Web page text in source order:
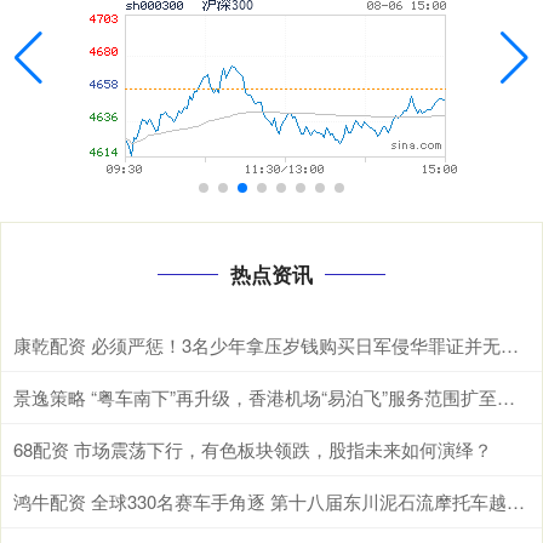
热点资讯
康乾配资 必须严惩！3名少年拿压岁钱购买日军侵华罪证并无偿捐赠却遭网爆和死亡威
景逸策略 “粤车南下”再升级，香港机场“易泊飞”服务范围扩至整个大湾区
68配资 市场震荡下行，有色板块领跌，股指未来如何演绎？
鸿牛配资 全球330名赛车手角逐 第十八届东川泥石流摩托车越野赛震撼发车